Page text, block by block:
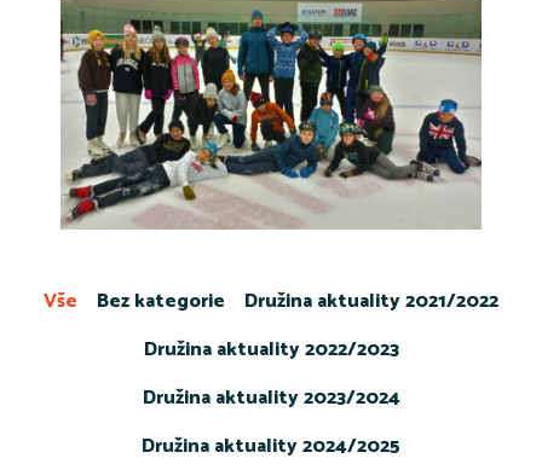
Bez kategorie
Družina aktuality 2021/2022
Družina aktuality 2022/2023
Družina aktuality 2023/2024
Družina aktuality 2024/2025
Vše